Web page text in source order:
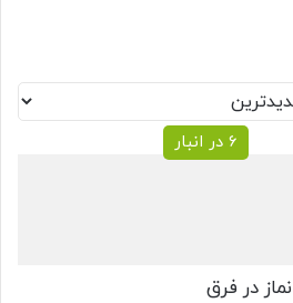
6 در انبار
نماز در فرق